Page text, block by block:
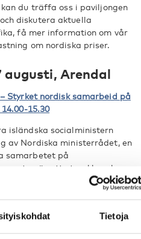
Tietoja
du träffa oss i paviljongen
diskutera aktuella
få mer information om vår
om nordiska priser.
augusti, Arendal
Styrket nordisk samarbeid på
15.30
isländska socialministern
av Nordiska ministerrådet, en
samarbetet på
är att utveckla och
behov och aktuella
mål är att fokusera mer på
och Nordens
deltar i diskussionen